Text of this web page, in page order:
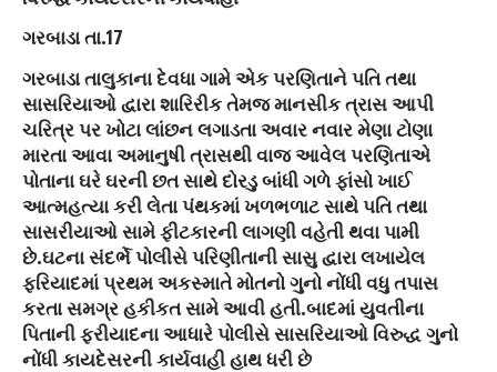
ગરબાડા તા.17
ગરબાડા તાલુકાના દેવધા ગામે એક પરણિતાને પતિ તથા
સાસરિયાઓ દ્વારા શારિરીક તેમજ માનસીક ત્રાસ આપી
ચરિત્ર પર ખોટા લાંછન લગાડતા અવાર નવાર મેણા ટોણા
મારતા આવા અમાનુષી ત્રાસથી વાજ આવેલ પરણિતાએ
પોતાના ઘરે ઘરની છત સાથે દોરડુ બાંધી ગળે ફાંસો ખાઈ
આત્મહત્યા કરી લેતા પંથકમાં ખળભળાટ સાથે પતિ તથા
સાસરીયાઓ સામે ફીટકારની લાગણી વહેતી થવા પામી
છે.ઘટના સંદર્ભે પોલીસે પરિણીતાની સાસુ દ્વારા લખાયેલ
ફરિયાદમાં પ્રથમ અકસ્માતે મોતનો ગુનો નોંધી વધુ તપાસ
કરતા સમગ્ર હકીકત સામે આવી હતી.બાદમાં યુવતીના
પિતાની ફરીયાદના આધારે પોલીસે સાસરિયાઓ વિરુદ્ધ ગુનો
નોંધી કાયદેસરની કાર્યવાહી હાથ ધરી છે